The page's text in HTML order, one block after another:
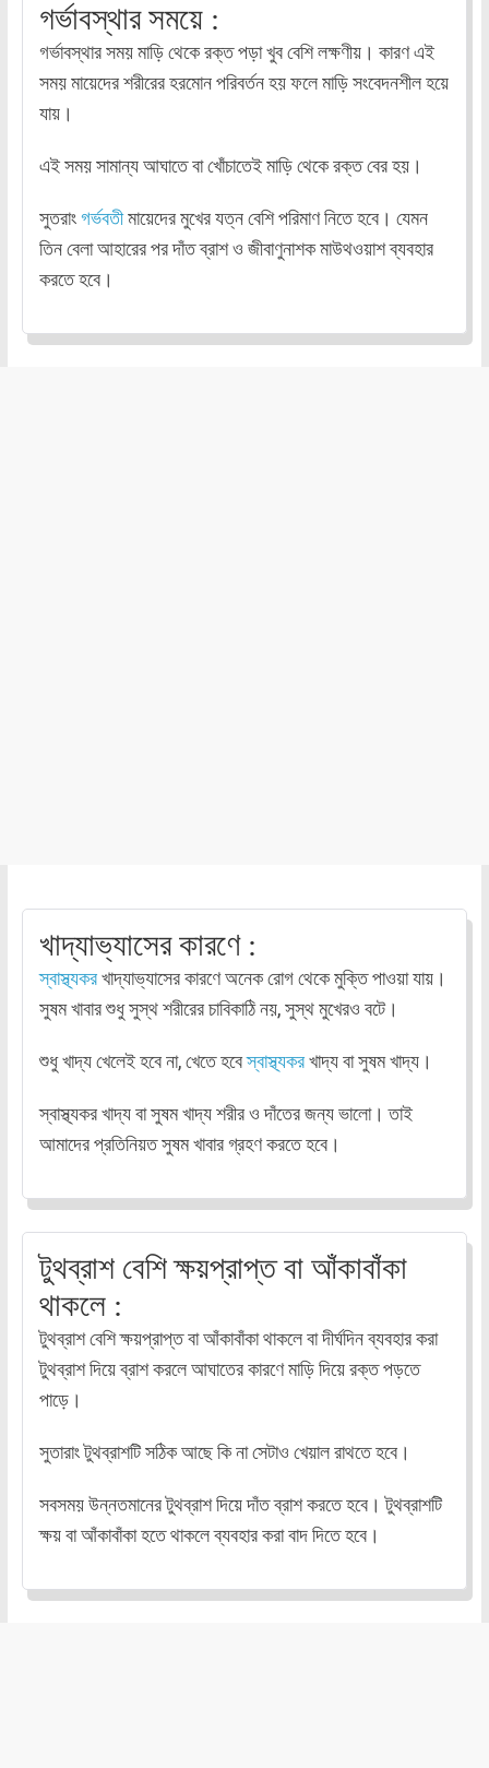
গর্ভাবস্থার সময়ে :
গর্ভাবস্থার সময় মাড়ি থেকে রক্ত পড়া খুব বেশি লক্ষণীয়। কারণ এই
সময় মায়েদের শরীরের হরমোন পরিবর্তন হয় ফলে মাড়ি সংবেদনশীল হয়ে
যায়।
এই সময় সামান্য আঘাতে বা খোঁচাতেই মাড়ি থেকে রক্ত বের হয়।
সুতরাংগর্ভবতীমায়েদের মুখের যত্ন বেশি পরিমাণ নিতে হবে। যেমন
তিন বেলা আহারের পর দাঁত ব্রাশ ও জীবাণুনাশক মাউথওয়াশ ব্যবহার
করতে হবে।
খাদ্যাভ্যাসের কারণে :
স্বাস্থ্যকরখাদ্যাভ্যাসের কারণে অনেক রোগ থেকে মুক্তি পাওয়া যায়।
সুষম খাবার শুধু সুস্থ শরীরের চাবিকাঠি নয়, সুস্থ মুখেরও বটে।
শুধু খাদ্য খেলেই হবে না, খেতে হবেস্বাস্থ্যকরখাদ্য বা সুষম খাদ্য।
স্বাস্থ্যকর খাদ্য বা সুষম খাদ্য শরীর ও দাঁতের জন্য ভালো। তাই
আমাদের প্রতিনিয়ত সুষম খাবার গ্রহণ করতে হবে।
টুথব্রাশ বেশি ক্ষয়প্রাপ্ত বা আঁকাবাঁকা
থাকলে :
টুথব্রাশ বেশি ক্ষয়প্রাপ্ত বা আঁকাবাঁকা থাকলে বা দীর্ঘদিন ব্যবহার করা
টুথব্রাশ দিয়ে ব্রাশ করলে আঘাতের কারণে মাড়ি দিয়ে রক্ত পড়তে
পাড়ে।
সুতারাং টুথব্রাশটি সঠিক আছে কি না সেটাও খেয়াল রাথতে হবে।
সবসময় উন্নতমানের টুথব্রাশ দিয়ে দাঁত ব্রাশ করতে হবে। টুথব্রাশটি
ক্ষয় বা আঁকাবাঁকা হতে থাকলে ব্যবহার করা বাদ দিতে হবে।